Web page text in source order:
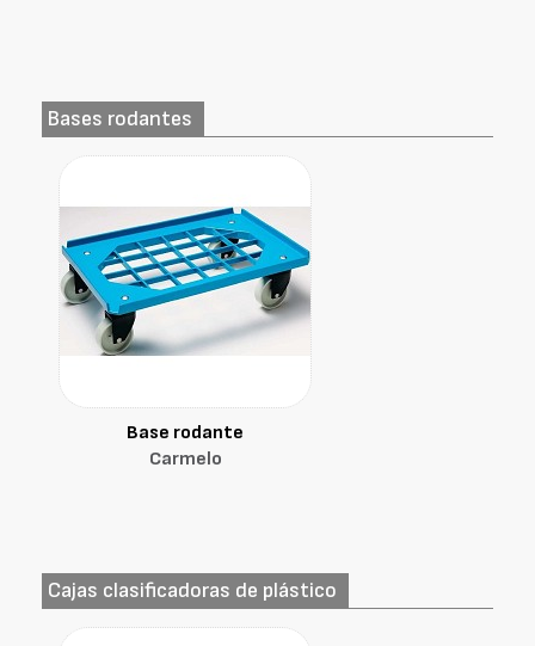
Bases rodantes
Base rodante
Carmelo
Cajas clasificadoras de plástico